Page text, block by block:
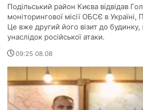
Подільський район Києва відвідав
моніторингової місії ОБСЄ в
Це вже другий його візит до
унаслідок російської атаки.
09:25 08.08